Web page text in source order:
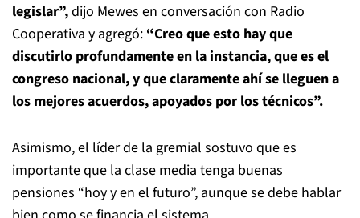
legislar”,dijo Mewes en conversación con Radio
Cooperativa y agregó: “Creo que esto hay que
discutirlo profundamente en la instancia, que es el
congreso nacional, y que claramente ahí se lleguen a
los mejores acuerdos, apoyados por los técnicos”.
Asimismo, el líder de la gremial sostuvo que es
importante que la clase media tenga buenas
pensiones “hoy y en el futuro”, aunque se debe hablar